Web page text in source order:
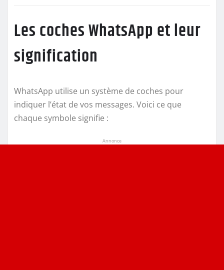
Les coches WhatsApp et leur
signification
WhatsApp utilise un système de coches pour
indiquer l’état de vos messages. Voici ce que
chaque symbole signifie :
Annonce